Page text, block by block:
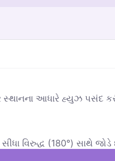
આધારે હ્યુઝ પસંદ
સીધા વિરુદ્ધ (180°) સાથે